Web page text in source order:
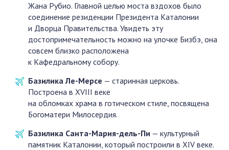
Жана Рубио. Главной целью моста вздохов было
соединение резиденции Президента Каталонии
и Дворца Правительства. Увидеть эту
достопримечательность можно на улочке Бизбэ, она
совсем близко расположена
к Кафедральному собору.
Базилика Ле-Мерсе — старинная церковь.
Построена в XVIII веке
на обломках храма в готическом стиле, посвящена
Богоматери Милосердия.
Базилика Санта-Мария-дель-Пи — культурный
памятник Каталонии, который построили в XIV веке.